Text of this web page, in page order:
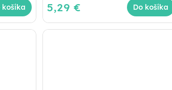
košíka 5,29 € Do košíka